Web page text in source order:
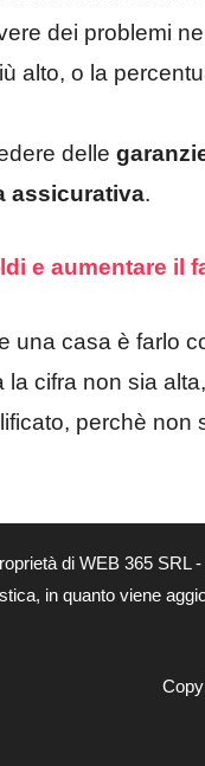
dei problemi
alto, o la
delle
assicurativa.
e aumentare il
una casa è farlo
cifra non sia
perchè
di WEB 365
in quanto viene